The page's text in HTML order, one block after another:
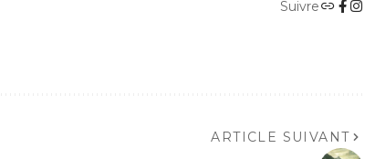
Suivre
ARTICLE SUIVANT